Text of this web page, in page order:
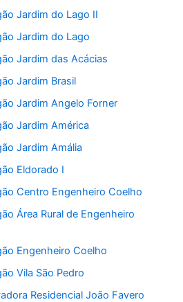
Jardim do Lago II
Jardim do Lago
Jardim das Acácias
Jardim Brasil
Jardim Angelo Forner
Jardim América
Jardim Amália
Eldorado I
Centro Engenheiro Coelho
Área Rural de Engenheiro
Engenheiro Coelho
Vila São Pedro
Residencial João Favero